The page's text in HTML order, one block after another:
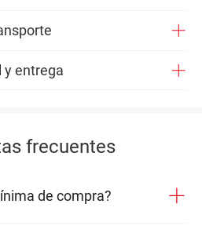
y entrega
frecuentes
de compra?